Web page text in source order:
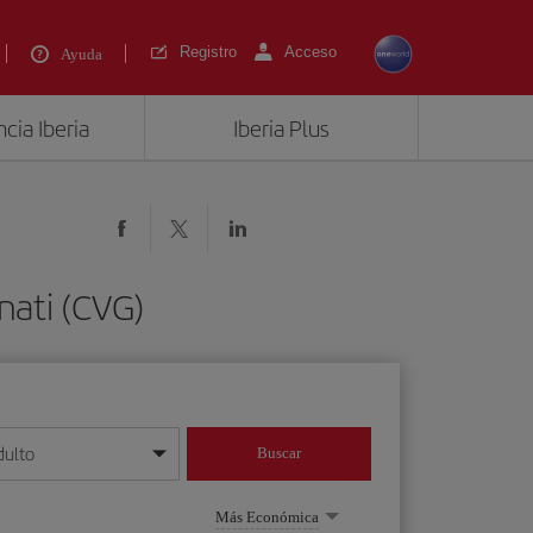
Ayuda Registro Acceso
Iberia Iberia Plus
(CVG)
mes/año
Buscar
Más Económica